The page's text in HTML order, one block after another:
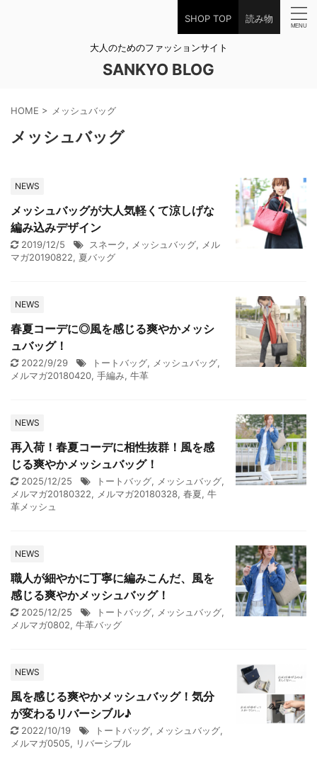
SHOP TOP 読み物
大人のためのファッションサイト
SANKYO BLOG
HOME > メッシュバッグ
メッシュバッグ
NEWS
メッシュバッグが大人気軽くて涼しげな
編み込みデザイン
2019/12/5 スネーク, メッシュバッグ, メル
マガ20190822, 夏バッグ
NEWS
春夏コーデに◎風を感じる爽やかメッシ
ュバッグ！
2022/9/29 トートバッグ, メッシュバッグ,
メルマガ20180420, 手編み, 牛革
NEWS
再入荷！春夏コーデに相性抜群！風を感
じる爽やかメッシュバッグ！
2025/12/25 トートバッグ, メッシュバッグ,
メルマガ20180322, メルマガ20180328, 春夏, 牛
革メッシュ
NEWS
職人が細やかに丁寧に編みこんだ、風を
感じる爽やかメッシュバッグ！
2025/12/25 トートバッグ, メッシュバッグ,
メルマガ0802, 牛革バッグ
NEWS
風を感じる爽やかメッシュバッグ！気分
が変わるリバーシブル♪
2022/10/19 トートバッグ, メッシュバッグ,
メルマガ0505, リバーシブル